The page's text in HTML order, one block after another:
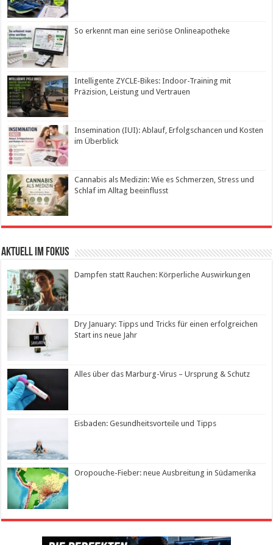
So erkennt man eine seriöse Onlineapotheke
Intelligente ZYCLE-Bikes: Indoor-Training mit
Präzision, Leistung und Vertrauen
Insemination (IUI): Ablauf, Erfolgschancen und Kosten
im Überblick
Cannabis als Medizin: Wie es Schmerzen, Stress und
Schlaf im Alltag beeinflusst
Aktuell im Fokus
Dampfen statt Rauchen: Körperliche Auswirkungen
Dry January: Tipps und Tricks für einen erfolgreichen
Start ins neue Jahr
Alles über das Marburg-Virus – Ursprung & Schutz
Eisbaden: Gesundheitsvorteile und Tipps
Oropouche-Fieber: neue Ausbreitung in Südamerika